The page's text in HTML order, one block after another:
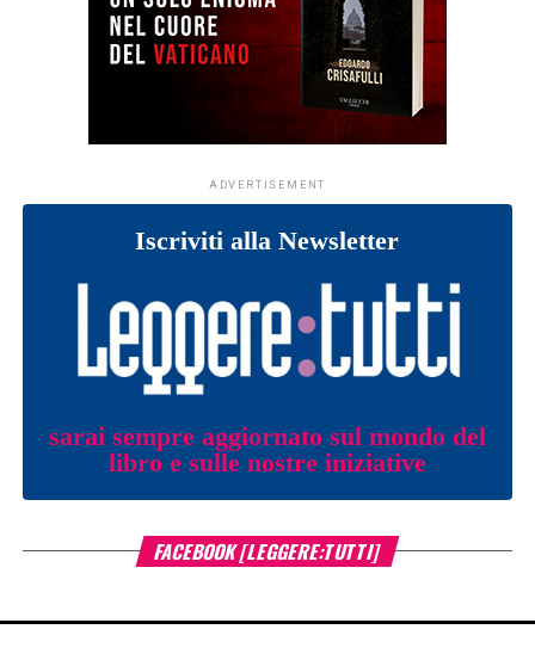
ADVERTISEMENT
Iscriviti alla Newsletter
sarai sempre aggiornato sul mondo del
libro e sulle nostre iniziative
FACEBOOK [LEGGERE:TUTTI]